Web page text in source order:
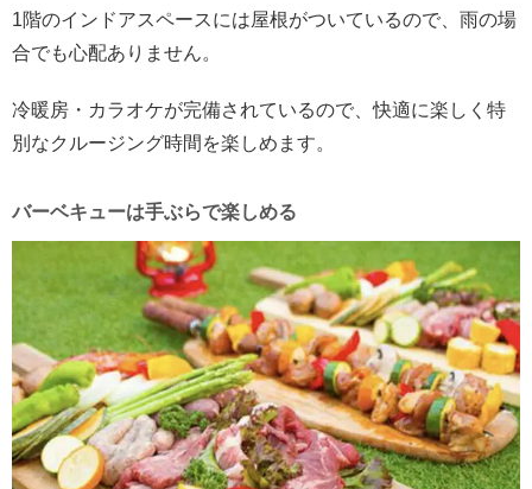
1階のインドアスペースには屋根がついているので、雨の場
合でも心配ありません。
冷暖房・カラオケが完備されているので、快適に楽しく特
別なクルージング時間を楽しめます。
バーベキューは手ぶらで楽しめる